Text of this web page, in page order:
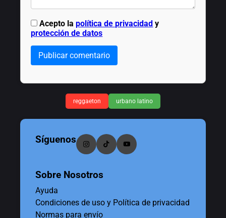
Acepto lapolítica de privacidad y
protección de datos
Publicar comentario
reggaeton urbano latino
Síguenos
Sobre Nosotros
Ayuda
Condiciones de uso y Política de privacidad
Normas para envío